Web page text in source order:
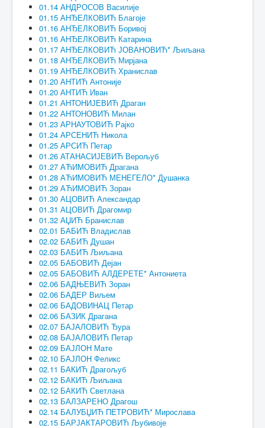
01.14 АНДРОСОВ Василије
01.15 АНЂЕЛКОВИЋ Благоје
01.16 АНЂЕЛКОВИЋ Боривој
01.16 АНЂЕЛКОВИЋ Катарина
01.17 АНЂЕЛКОВИЋ ЈОВАНОВИЋ* Љиљана
01.18 АНЂЕЛКОВИЋ Мирјана
01.19 АНЂЕЛКОВИЋ Хранислав
01.20 АНТИЋ Антоније
01.20 АНТИЋ Иван
01.21 АНТОНИЈЕВИЋ Драган
01.22 АНТОНОВИЋ Милан
01.23 АРНАУТОВИЋ Рајко
01.24 АРСЕНИЋ Никола
01.25 АРСИЋ Петар
01.26 АТАНАСИЈЕВИЋ Верољуб
01.27 АЋИМОВИЋ Драгана
01.28 АЋИМОВИЋ МЕНЕГЕЛО* Душанка
01.29 АЋИМОВИЋ Зоран
01.30 АЦОВИЋ Александар
01.31 АЦОВИЋ Драгомир
01.32 АЏИЋ Бранислав
02.01 БАБИЋ Владислав
02.02 БАБИЋ Душан
02.03 БАБИЋ Љиљана
02.05 БАБОВИЋ Дејан
02.05 БАБОВИЋ АЛДЕРЕТЕ* Антониета
02.06 БАДЊЕВИЋ Зоран
02.06 БАДЕР Виљем
02.06 БАДОВИНАЦ Петар
02.06 БАЗИК Драгана
02.07 БАЈАЛОВИЋ Ђура
02.08 БАЈАЛОВИЋ Петар
02.09 БАЈЛОН Мате
02.10 БАЈЛОН Феликс
02.11 БАКИЋ Драгољуб
02.12 БАКИЋ Љиљана
02.12 БАКИЋ Светлана
02.13 БАЛЗАРЕНО Драгош
02.14 БАЛУБЏИЋ ПЕТРОВИЋ* Мирослава
02.15 БАРЈАКТАРОВИЋ Љубивоје